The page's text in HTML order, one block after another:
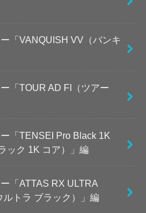
「VANQUISH VV（バンキ
「TOUR AD FI（ツアー
「TENSEI Pro Black 1K
ック 1K コア）」編
「ATTAS RX ULTRA
トラ ブラック）」編